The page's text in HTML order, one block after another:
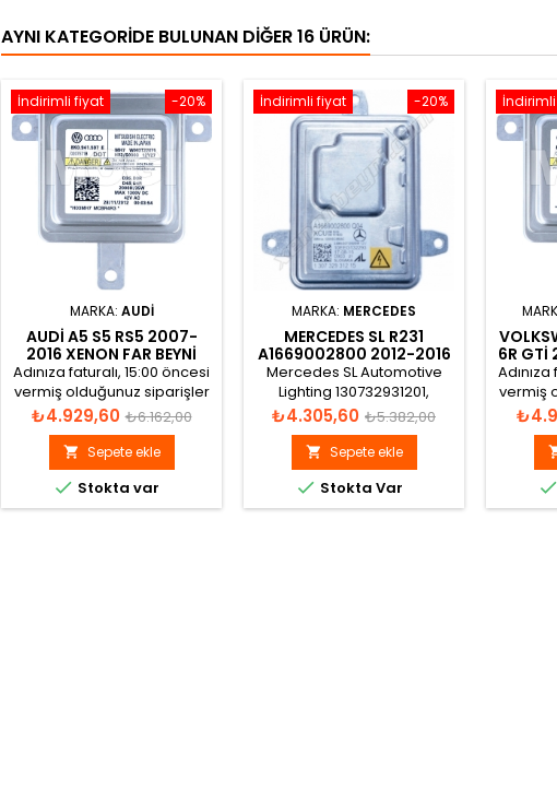
AYNI KATEGORIDE BULUNAN DIĞER 16 ÜRÜN:
-20%
İndirimli fiyat
MARKA: AUDI
AUDI A5 S5 RS5 2007-
2016 XENON FAR BEYNI
8K0941597E
Adınıza faturalı, 15:00 öncesi
vermiş olduğunuz siparişler
aynı gün gönderilir.
Fiyat
₺4.929,60 Normal
fiyat
₺6.162,00
 Sepete ekle
 Stokta var
-20%
İndirimli fiyat
MARKA: MERCEDES
MERCEDES SL R231
A1669002800 2012-2016
XENON FAR BEYNI
Mercedes SL Automotive
Lighting 130732931201,
130732927001, 130732931215,
A1669002800 Xenon Far
Beyni
Fiyat
₺4.305,60 Normal
fiyat
₺5.382,00
 Sepete ekle
 Stokta Var
6R GTI
FAR
vermiş
Fiyat